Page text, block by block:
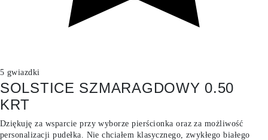
5 gwiazdki
SOLSTICE SZMARAGDOWY 0.50
KRT
Dziękuję za wsparcie przy wyborze pierścionka oraz za możliwość
personalizacji pudełka. Nie chciałem klasycznego, zwykłego białego